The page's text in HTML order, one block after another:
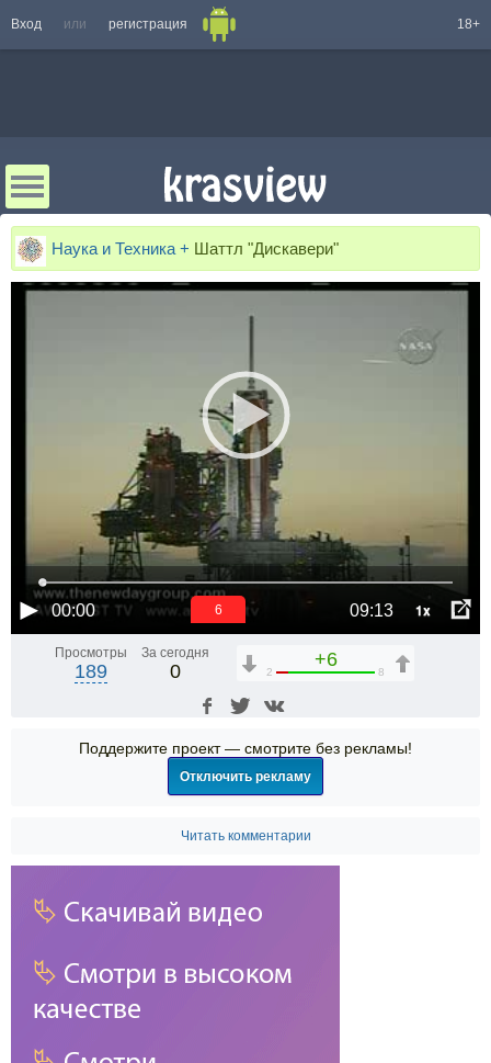
Вход или регистрация 18+
Наука и Техника + Шаттл "Дискавери"
00:00 09:13 1x
5
Просмотры
189
За сегодня
0
+6
2 8
Поддержите проект — смотрите без рекламы!
Отключить рекламу
Читать комментарии